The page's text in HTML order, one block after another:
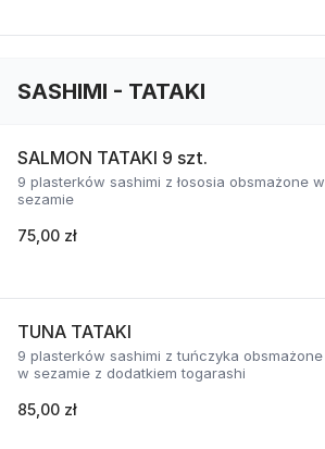
SASHIMI - TATAKI
SALMON TATAKI 9 szt.
9 plasterków sashimi z łososia obsmażone w
sezamie
75,00 zł
TUNA TATAKI
9 plasterków sashimi z tuńczyka obsmażone
w sezamie z dodatkiem togarashi
85,00 zł